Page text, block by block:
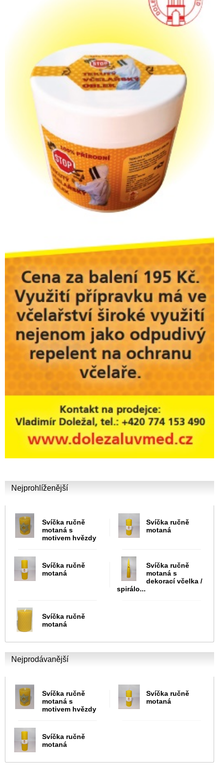
Nejprohlíženější
Svíčka ručně
motaná s
motivem hvězdy
Svíčka ručně
motaná
Svíčka ručně
motaná
Svíčka ručně
motaná s
dekorací včelka /
spirálo...
Svíčka ručně
motaná
Nejprodávanější
Svíčka ručně
motaná s
motivem hvězdy
Svíčka ručně
motaná
Svíčka ručně
motaná